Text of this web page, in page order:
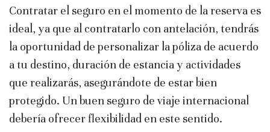
Contratar el seguro en el momento de la reserva es
ideal, ya que al contratarlo con antelación, tendrás
la oportunidad de personalizar la póliza de acuerdo
a tu destino, duración de estancia y actividades
que realizarás, asegurándote de estar bien
protegido. Un buen seguro de viaje internacional
debería ofrecer flexibilidad en este sentido.